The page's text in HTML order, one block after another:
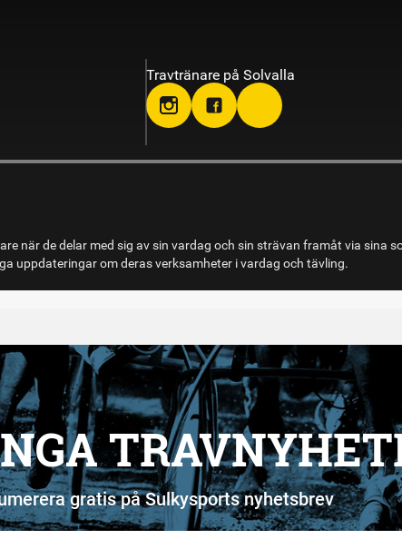
Travtränare på Solvalla
när de delar med sig av sin vardag och sin strävan framåt via sina
uppdateringar om deras verksamheter i vardag och tävling.
gratis på Sulkysports nyhetsbrev